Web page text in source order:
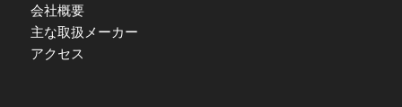
会社概要
主な取扱メーカー
アクセス